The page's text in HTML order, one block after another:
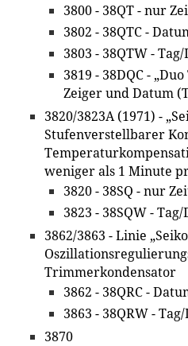
3800 - 38QT - nur
3802 - 38QTC -
3803 - 38QTW -
3819 - 38DQC -
Zeiger und Datum
3820/3823A (1971) -
Stufenverstellbarer
weniger als 1 Minute
3820 - 38SQ - nur
3823 - 38SQW -
3862/3863 - Linie
Trimmerkondensator
3862 - 38QRC -
3863 - 38QRW -
3870